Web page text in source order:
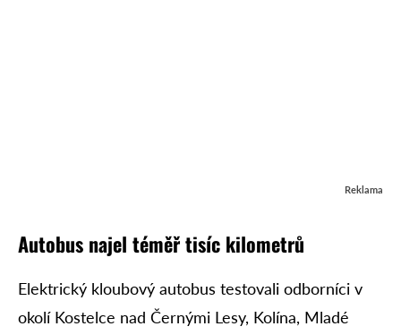
Reklama
Autobus najel téměř tisíc kilometrů
Elektrický kloubový autobus testovali odborníci v
okolí Kostelce nad Černými Lesy, Kolína, Mladé